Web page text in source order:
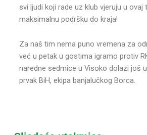
svi ljudi koji rade uz klub vjeruju u ovaj
maksimalnu podršku do kraja!
Za naš tim nema puno vremena za
već u petak u gostima igramo protiv
naredne sedmice u Visoko dolazi još
prvak BiH, ekipa banjalučkog Borca.